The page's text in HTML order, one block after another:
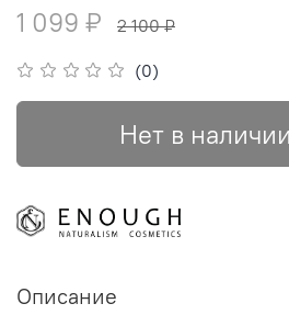
(0)
1 099 ₽ 2 100 ₽
Нет в наличии
Описание